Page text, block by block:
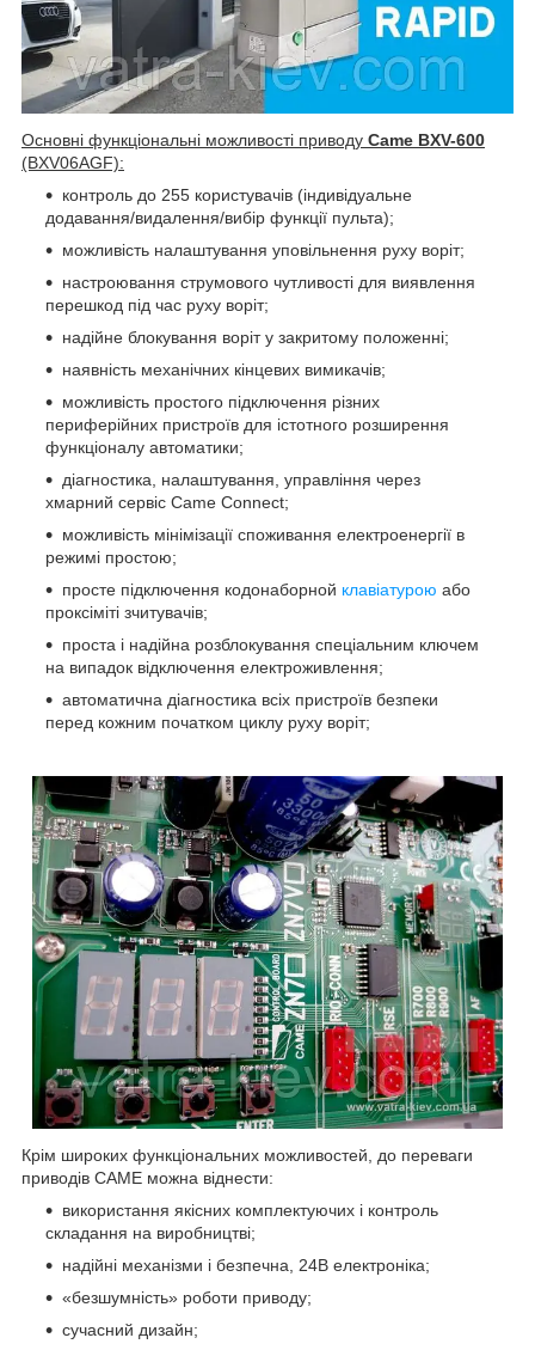
Основні функціональні можливості приводу Came BXV-600
(BXV06AGF):
контроль до 255 користувачів (індивідуальне
додавання/видалення/вибір функції пульта);
можливість налаштування уповільнення руху воріт;
настроювання струмового чутливості для виявлення
перешкод під час руху воріт;
надійне блокування воріт у закритому положенні;
наявність механічних кінцевих вимикачів;
можливість простого підключення різних
периферійних пристроїв для істотного розширення
функціоналу автоматики;
діагностика, налаштування, управління через
хмарний сервіс Came Connect;
можливість мінімізації споживання електроенергії в
режимі простою;
просте підключення кодонаборной клавіатурою або
проксіміті зчитувачів;
проста і надійна розблокування спеціальним ключем
на випадок відключення електроживлення;
автоматична діагностика всіх пристроїв безпеки
перед кожним початком циклу руху воріт;
Крім широких функціональних можливостей, до переваги
приводів CAME можна віднести:
використання якісних комплектуючих і контроль
складання на виробництві;
надійні механізми і безпечна, 24В електроніка;
«безшумність» роботи приводу;
сучасний дизайн;